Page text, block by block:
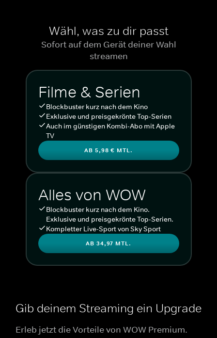
Wähl, was zu dir passt
Sofort auf dem Gerät deiner Wahl
streamen
Filme & Serien
Blockbuster kurz nach dem Kino
Exklusive und preisgekrönte Top-Serien
Auch im günstigen Kombi-Abo mit Apple
TV
AB 5,98 € MTL.
Alles von WOW
Blockbuster kurz nach dem Kino.
Exklusive und preisgekrönte Top-Serien.
Kompletter Live-Sport von Sky Sport
AB 34,97 MTL.
Gib deinem Streaming ein Upgrade
Erleb jetzt die Vorteile von WOW Premium.